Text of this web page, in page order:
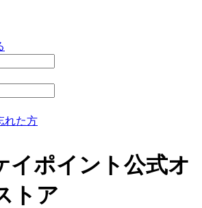
れた方
イポイント公式オ
トア